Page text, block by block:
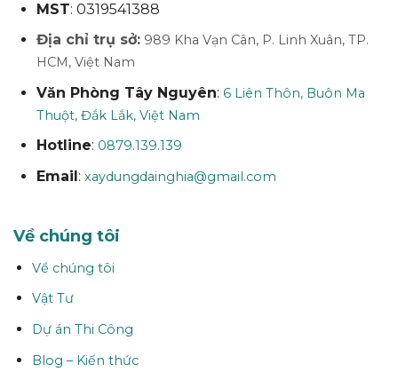
MST: 0319541388
Địa chỉ trụ sở:989 Kha Vạn Cân, P. Linh Xuân, TP.
HCM, Việt Nam
Văn Phòng Tây Nguyên: 6 Liên Thôn, Buôn Ma
Thuột, Đắk Lắk, Việt Nam
Hotline: 0879.139.139
Email: xaydungdainghia@gmail.com
Về chúng tôi
Về chúng tôi
Vật Tư
Dự án Thi Công
Blog – Kiến thức